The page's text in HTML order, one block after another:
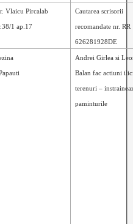
Vlaicu Pircalab
1 ap.17
Cautarea scrisorii
recomandate nr. RR
626281928DE
Andrei Girlea si
Balan fac actiuni
terenuri –
paminturile